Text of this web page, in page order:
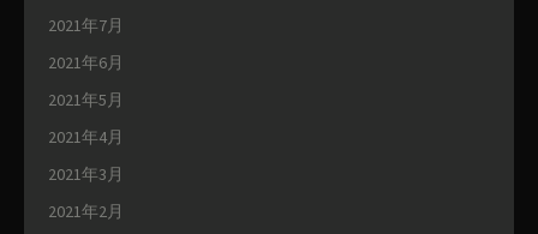
2021年7月
2021年6月
2021年5月
2021年4月
2021年3月
2021年2月